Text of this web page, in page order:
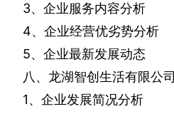
3、企业服务内容分析
4、企业经营优劣势分析
5、企业最新发展动态
八、龙湖智创生活有限公司
1、企业发展简况分析